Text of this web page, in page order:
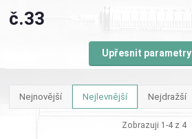
č.33
Upřesnit parametry
Nejnovější Nejlevnější Nejdražší
Zobrazuji 1-4 z 4